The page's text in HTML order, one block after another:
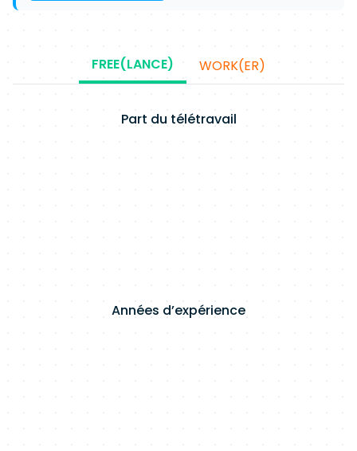
FREE(LANCE) WORK(ER)
Part du télétravail
Années d’expérience